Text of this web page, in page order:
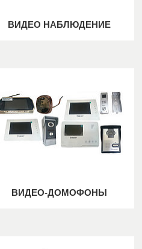
ВИДЕО НАБЛЮДЕНИЕ
ВИДЕО-ДОМОФОНЫ